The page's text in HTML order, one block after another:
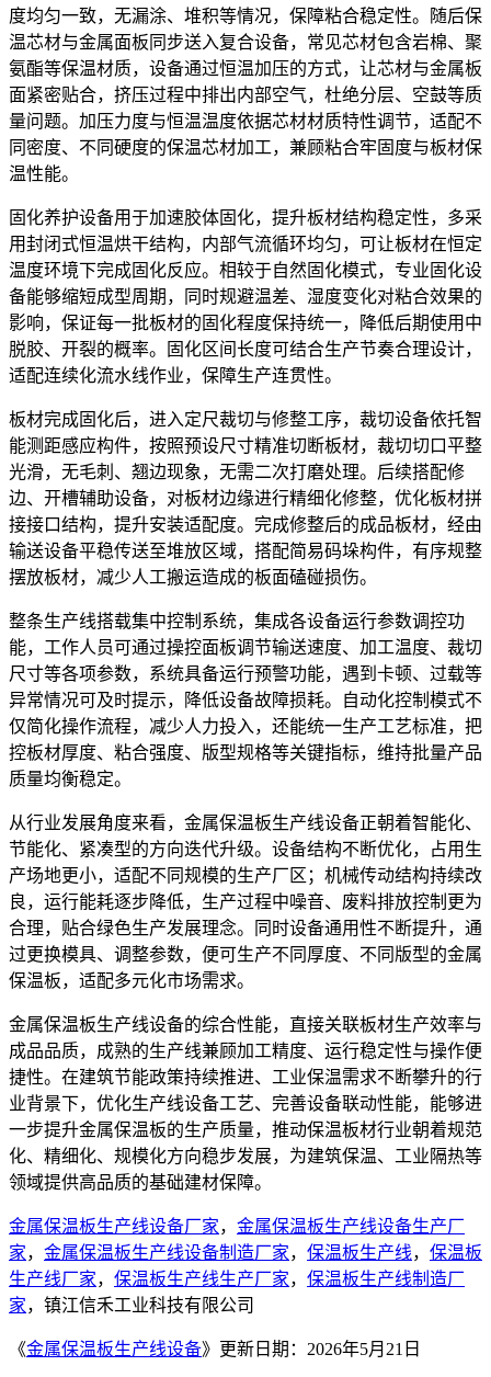
度均匀一致，无漏涂、堆积等情况，保障粘合稳定性。随后保
温芯材与金属面板同步送入复合设备，常见芯材包含岩棉、聚
氨酯等保温材质，设备通过恒温加压的方式，让芯材与金属板
面紧密贴合，挤压过程中排出内部空气，杜绝分层、空鼓等质
量问题。加压力度与恒温温度依据芯材材质特性调节，适配不
同密度、不同硬度的保温芯材加工，兼顾粘合牢固度与板材保
温性能。
固化养护设备用于加速胶体固化，提升板材结构稳定性，多采
用封闭式恒温烘干结构，内部气流循环均匀，可让板材在恒定
温度环境下完成固化反应。相较于自然固化模式，专业固化设
备能够缩短成型周期，同时规避温差、湿度变化对粘合效果的
影响，保证每一批板材的固化程度保持统一，降低后期使用中
脱胶、开裂的概率。固化区间长度可结合生产节奏合理设计，
适配连续化流水线作业，保障生产连贯性。
板材完成固化后，进入定尺裁切与修整工序，裁切设备依托智
能测距感应构件，按照预设尺寸精准切断板材，裁切切口平整
光滑，无毛刺、翘边现象，无需二次打磨处理。后续搭配修
边、开槽辅助设备，对板材边缘进行精细化修整，优化板材拼
接接口结构，提升安装适配度。完成修整后的成品板材，经由
输送设备平稳传送至堆放区域，搭配简易码垛构件，有序规整
摆放板材，减少人工搬运造成的板面磕碰损伤。
整条生产线搭载集中控制系统，集成各设备运行参数调控功
能，工作人员可通过操控面板调节输送速度、加工温度、裁切
尺寸等各项参数，系统具备运行预警功能，遇到卡顿、过载等
异常情况可及时提示，降低设备故障损耗。自动化控制模式不
仅简化操作流程，减少人力投入，还能统一生产工艺标准，把
控板材厚度、粘合强度、版型规格等关键指标，维持批量产品
质量均衡稳定。
从行业发展角度来看，金属保温板生产线设备正朝着智能化、
节能化、紧凑型的方向迭代升级。设备结构不断优化，占用生
产场地更小，适配不同规模的生产厂区；机械传动结构持续改
良，运行能耗逐步降低，生产过程中噪音、废料排放控制更为
合理，贴合绿色生产发展理念。同时设备通用性不断提升，通
过更换模具、调整参数，便可生产不同厚度、不同版型的金属
保温板，适配多元化市场需求。
金属保温板生产线设备的综合性能，直接关联板材生产效率与
成品品质，成熟的生产线兼顾加工精度、运行稳定性与操作便
捷性。在建筑节能政策持续推进、工业保温需求不断攀升的行
业背景下，优化生产线设备工艺、完善设备联动性能，能够进
一步提升金属保温板的生产质量，推动保温板材行业朝着规范
化、精细化、规模化方向稳步发展，为建筑保温、工业隔热等
领域提供高品质的基础建材保障。
金属保温板生产线设备厂家， 金属保温板生产线设备生产厂
家， 金属保温板生产线设备制造厂家， 保温板生产线， 保温板
生产线厂家， 保温板生产线生产厂家， 保温板生产线制造厂
家，镇江信禾工业科技有限公司
《金属保温板生产线设备》更新日期：2026年5月21日